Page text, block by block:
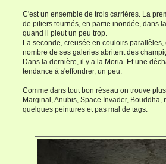
C'est un ensemble de trois carrières. La
de piliers tournés, en partie inondée, dans
quand il pleut un peu trop.
La seconde, creusée en couloirs parallèles,
nombre de ses galeries abritent des
Dans la dernière, il y a la Moria. Et une
tendance à s'effondrer, un peu.
Comme dans tout bon réseau on trouve
Marginal, Anubis, Space Invader, Bouddha,
quelques peintures et pas mal de tags.